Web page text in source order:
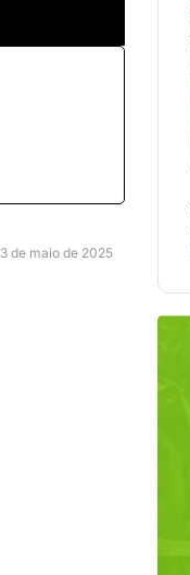
3 de maio de 2025